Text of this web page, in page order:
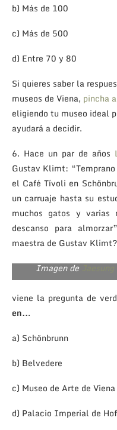
b) Más de 100
c) Más de 500
d) Entre 70 y 80
Si quieres saber la
museos de Viena, pincha
eligiendo tu museo ideal
ayudará a decidir.
6. Hace un par de años
Gustav Klimt:
el Café Tívoli en
un carruaje hasta su
muchos gatos y
descanso para
maestra de Gustav
Imagen deJaesung
viene la pregunta de
en...
a) Schönbrunn
b) Belvedere
c) Museo de Arte de Viena
d) Palacio Imperial de